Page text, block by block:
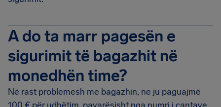
A do ta marr pagesën e
sigurimit të bagazhit në
monedhën time?
Në rast problemesh me bagazhin, ne ju paguajmë